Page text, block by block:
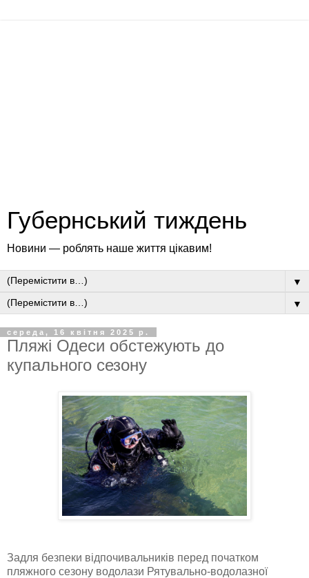
Губернський тиждень
Новини — роблять наше життя цікавим!
▼
▼
середа, 16 квітня 2025 р.
Пляжі Одеси обстежують до
купального сезону
Задля безпеки відпочивальників перед початком
пляжного сезону водолази Рятувально-водолазної